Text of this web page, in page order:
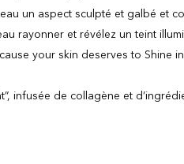
un aspect sculpté et galbé et
rayonner et révélez un teint
your skin deserves to Shine
infusée de collagène et